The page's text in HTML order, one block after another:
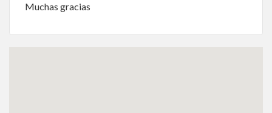
Muchas gracias